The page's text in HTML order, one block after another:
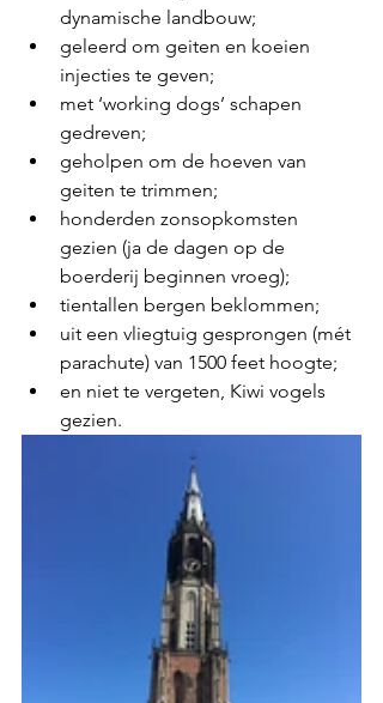
dynamische landbouw;
geleerd om geiten en koeien
injecties te geven;
met ‘working dogs’ schapen
gedreven;
geholpen om de hoeven van
geiten te trimmen;
honderden zonsopkomsten
gezien (ja de dagen op de
boerderij beginnen vroeg);
tientallen bergen beklommen;
uit een vliegtuig gesprongen (mét
parachute) van 1500 feet hoogte;
en niet te vergeten, Kiwi vogels
gezien.